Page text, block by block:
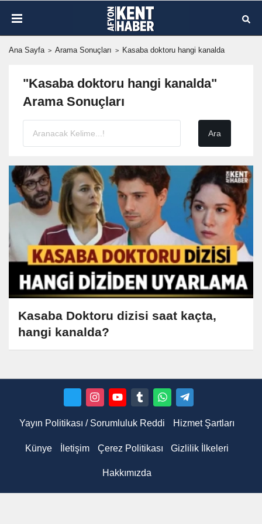
Ana Sayfa Arama Sonuçları Kasaba doktoru hangi kanalda
"Kasaba doktoru hangi kanalda"
Arama Sonuçları
Kasaba Doktoru dizisi saat kaçta,
hangi kanalda?
Yayın Politikası / Sorumluluk Reddi Hizmet Şartları
Künye İletişim Çerez Politikası Gizlilik İlkeleri
Hakkımızda